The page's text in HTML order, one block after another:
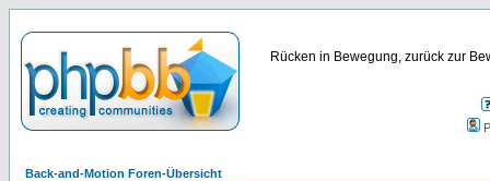
Rücken in Bewegung, zurück zur
Back-and-Motion Foren-Übersicht